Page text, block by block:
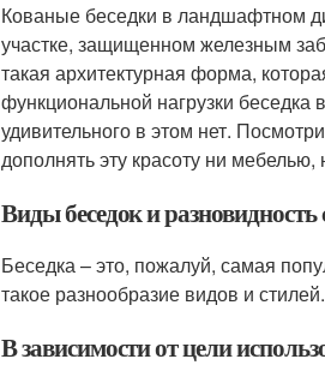
Кованые беседки в ландшафтном
участке, защищенном железным
такая архитектурная форма,
функциональной нагрузки беседка
удивительного в этом нет.
дополнять эту красоту ни
Виды беседок и разновидность
Беседка – это, пожалуй, самая
такое разнообразие видов и стилей.
В зависимости от цели